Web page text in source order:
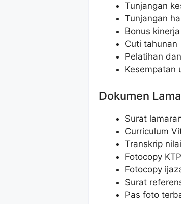
Tunjangan
Tunjangan
Bonus kinerja
Cuti tahunan
Pelatihan
Kesempatan
Dokumen
Surat
Curriculum
Transkrip nilai
Fotocopy KTP
Fotocopy
Surat
Pas foto